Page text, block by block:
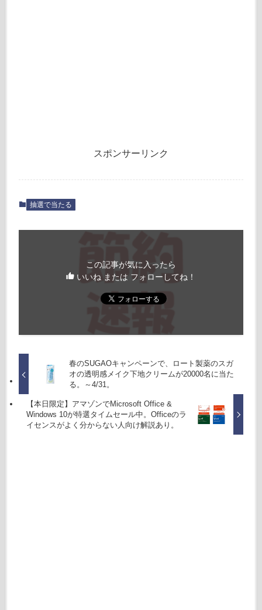
スポンサーリンク
抽選で当たる
この記事が気に入ったら
いいね または フォローしてね！
春のSUGAOキャンペーンで、ロート製薬のスガ
オの透明感メイク下地クリームが20000名に当た
る。～4/31。
【本日限定】アマゾンでMicrosoft Office &
Windows 10が特選タイムセール中。Officeのラ
イセンスがよく分からない人向け解説あり。